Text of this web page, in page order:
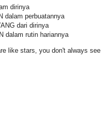
dirinya
dalam perbuatannya
dari dirinya
dalam rutin hariannya
like stars, you don't always